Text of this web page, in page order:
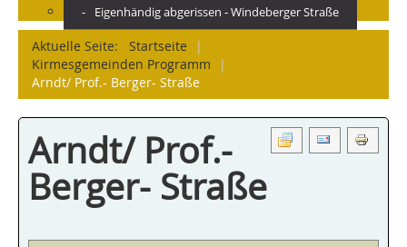
Eigenhändig abgerissen - Windeberger Straße
Aktuelle Seite: Startseite
|
Kirmesgemeinden Programm
|
Arndt/ Prof.- Berger- Straße
Arndt/ Prof.-
Berger- Straße